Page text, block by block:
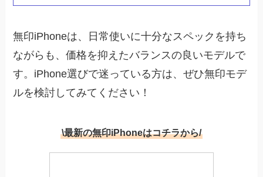
無印iPhoneは、日常使いに十分なスペックを持ち
ながらも、価格を抑えたバランスの良いモデルで
す。iPhone選びで迷っている方は、ぜひ無印モデ
ルを検討してみてください！
\最新の無印iPhoneはコチラから/